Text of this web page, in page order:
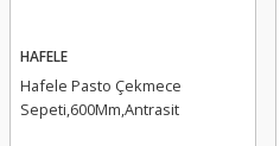
HAFELE
Hafele Pasto Çekmece
Sepeti,600Mm,Antrasit